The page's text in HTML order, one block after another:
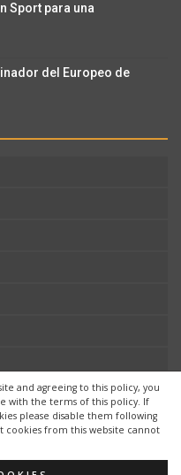
and agreeing to this policy, you
with the terms of this policy. If
please disable them following
cookies from this website cannot
Sport para una
del Europeo de
los derechos reservados.
Whyaweb.es